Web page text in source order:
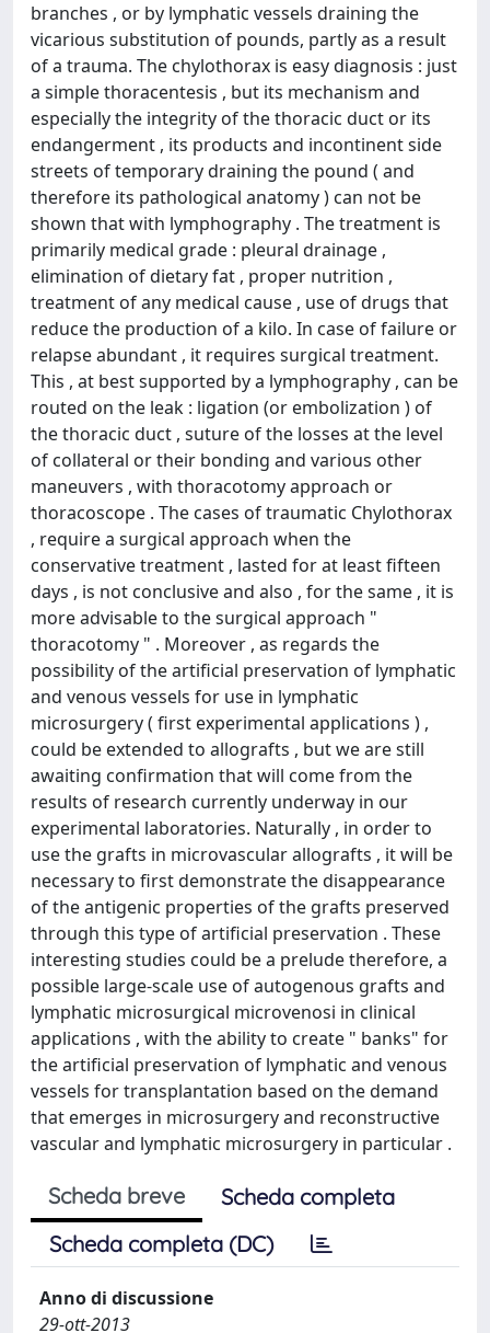
branches , or by lymphatic vessels draining the
vicarious substitution of pounds, partly as a result
of a trauma. The chylothorax is easy diagnosis : just
a simple thoracentesis , but its mechanism and
especially the integrity of the thoracic duct or its
endangerment , its products and incontinent side
streets of temporary draining the pound ( and
therefore its pathological anatomy ) can not be
shown that with lymphography . The treatment is
primarily medical grade : pleural drainage ,
elimination of dietary fat , proper nutrition ,
treatment of any medical cause , use of drugs that
reduce the production of a kilo. In case of failure or
relapse abundant , it requires surgical treatment.
This , at best supported by a lymphography , can be
routed on the leak : ligation (or embolization ) of
the thoracic duct , suture of the losses at the level
of collateral or their bonding and various other
maneuvers , with thoracotomy approach or
thoracoscope . The cases of traumatic Chylothorax
, require a surgical approach when the
conservative treatment , lasted for at least fifteen
days , is not conclusive and also , for the same , it is
more advisable to the surgical approach "
thoracotomy " . Moreover , as regards the
possibility of the artificial preservation of lymphatic
and venous vessels for use in lymphatic
microsurgery ( first experimental applications ) ,
could be extended to allografts , but we are still
awaiting confirmation that will come from the
results of research currently underway in our
experimental laboratories. Naturally , in order to
use the grafts in microvascular allografts , it will be
necessary to first demonstrate the disappearance
of the antigenic properties of the grafts preserved
through this type of artificial preservation . These
interesting studies could be a prelude therefore, a
possible large-scale use of autogenous grafts and
lymphatic microsurgical microvenosi in clinical
applications , with the ability to create " banks" for
the artificial preservation of lymphatic and venous
vessels for transplantation based on the demand
that emerges in microsurgery and reconstructive
vascular and lymphatic microsurgery in particular .
Scheda breve
Scheda completa
Scheda completa (DC)
Anno di discussione
29-ott-2013